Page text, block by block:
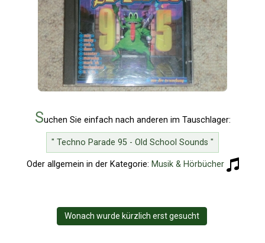
Suchen Sie einfach nach anderen im Tauschlager:
" Techno Parade 95 - Old School Sounds "
Oder allgemein in der Kategorie: Musik & Hörbücher
Wonach wurde kürzlich erst gesucht